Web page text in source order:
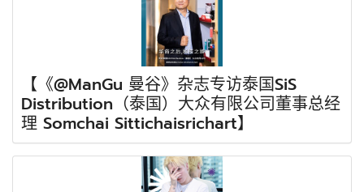
【《@ManGu 曼谷》杂志专访泰国SiS
Distribution（泰国）大众有限公司董事总经
理 Somchai Sittichaisrichart】